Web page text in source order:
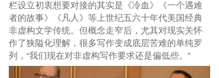
栏设立初衷想要对接的其实是《冷血》《一个遇难
者的故事》《凡人》等上世纪五六十年代美国经典
非虚构文学传统。但概念走窄后，尤其对现实关怀
作了狭隘化理解，很多写作变成底层苦难的单纯罗
列，“我们现在对非虚构写作要求还是偏低些。”